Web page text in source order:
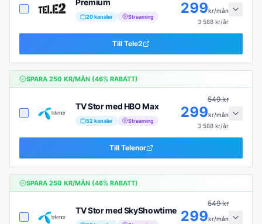
20kanaler Streaming 299kr/mån
3 588 kr/år
Till Tele2
SPARA 250 KR/MÅN (46% RABATT)
TV Stor med HBO Max
52 kanaler Streaming
549kr
299kr/mån
3 588 kr/år
Till Telenor
SPARA 250 KR/MÅN (46% RABATT)
TV Stor med SkyShowtime
549kr
299kr/mån